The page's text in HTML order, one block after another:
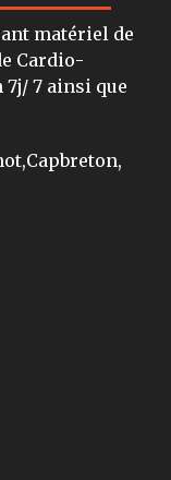
matériel de
Cardio-
7j/ 7 ainsi que